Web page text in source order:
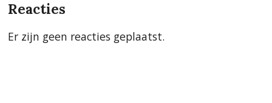
Reacties
Er zijn geen reacties geplaatst.